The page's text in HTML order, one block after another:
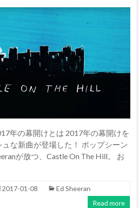
年の幕開けとは 2017年の幕開けを
な新曲が登場した！ ポップシーン
が放つ、Castle On The Hill。 お
2017-01-08
Ed Sheeran
Read more